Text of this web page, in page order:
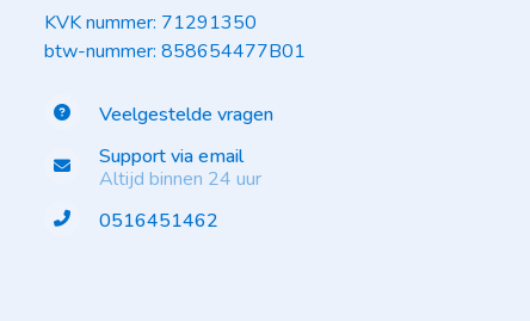
KVK nummer: 71291350
btw-nummer: 858654477B01
Veelgestelde vragen
Support via email
Altijd binnen 24 uur
0516451462